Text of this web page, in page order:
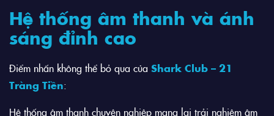
Hệ thống âm thanh và ánh
sáng đỉnh cao
Điểm nhấn không thể bỏ qua của Shark Club – 21
Tràng Tiền:
Hệ thống âm thanh chuyên nghiệp mang lại trải nghiệm âm